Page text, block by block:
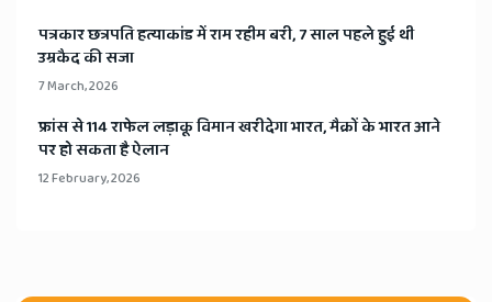
​पत्रकार छत्रपति हत्याकांड में राम रहीम बरी, 7 साल पहले हुई थी
उम्रकैद की सजा
7 March, 2026
​फ्रांस से 114 राफेल लड़ाकू विमान खरीदेगा भारत, मैक्रों के भारत आने
पर हो सकता है ऐलान
12 February, 2026